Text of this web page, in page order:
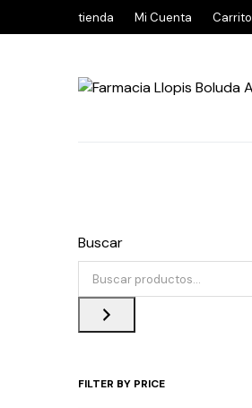
tienda Mi Cuenta Carrito
Buscar
FILTER BY PRICE